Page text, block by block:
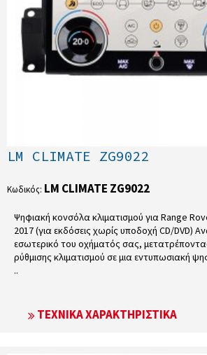
LM CLIMATE ZG9022
Κωδικός: LM CLIMATE ZG9022
Ψηφιακή κονσόλα κλιματισμού για Range
2017 (για εκδόσεις χωρίς υποδοχή CD/DVD)
εσωτερικό του οχήματός σας,
ρύθμισης κλιματισμού σε μια εντυπωσιακή
..
ΤΕΧΝΙΚΆ ΧΑΡΑΚΤΗΡΙΣΤΙΚΆ